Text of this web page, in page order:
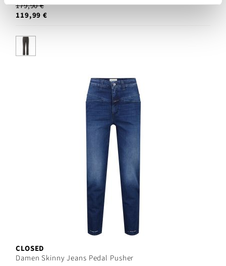
179,90 €
119,99 €
CLOSED
Damen Skinny Jeans Pedal Pusher